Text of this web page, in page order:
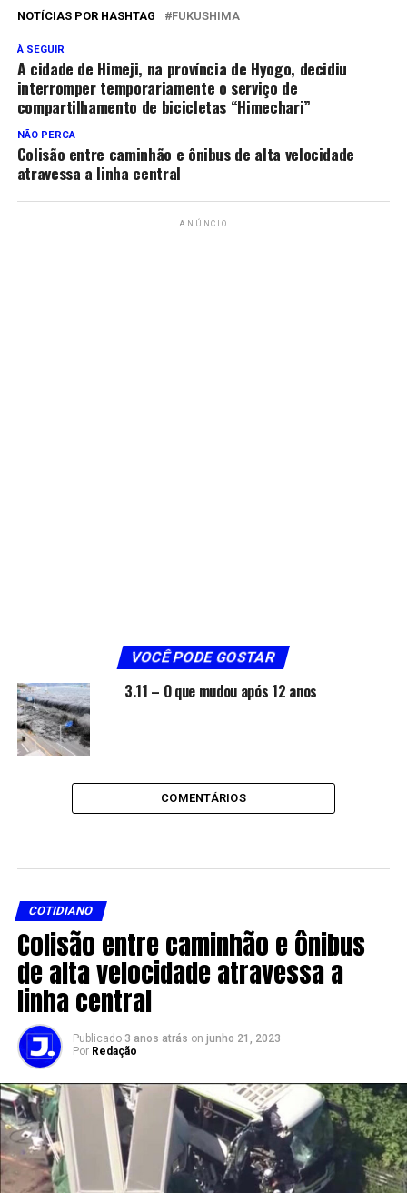
NOTÍCIAS POR HASHTAG FUKUSHIMA
À SEGUIR
A cidade de Himeji, na província de Hyogo, decidiu
interromper temporariamente o serviço de
compartilhamento de bicicletas “Himechari”
NÃO PERCA
Colisão entre caminhão e ônibus de alta velocidade
atravessa a linha central
ANÚNCIO
VOCÊ PODE GOSTAR
3.11 – O que mudou após 12 anos
COMENTÁRIOS
COTIDIANO
Colisão entre caminhão e ônibus
de alta velocidade atravessa a
linha central
Publicado 3 anos atrás on junho 21, 2023
Por Redação